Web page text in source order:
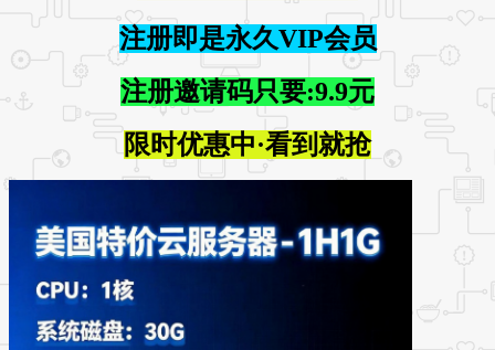
注册即是永久VIP会员
注册邀请码只要:9.9元
限时优惠中·看到就抢